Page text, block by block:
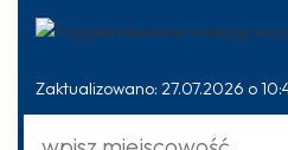
Zaktualizowano: 27.07.2026 o